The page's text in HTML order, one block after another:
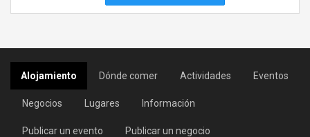
Alojamiento Dónde comer Actividades Eventos
Negocios Lugares Información
Publicar un evento Publicar un negocio